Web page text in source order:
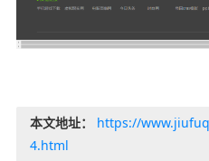
本文地址：
https://
4.html